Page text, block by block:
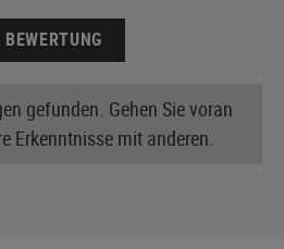
gefunden. Gehen Sie voran
Erkenntnisse mit anderen.